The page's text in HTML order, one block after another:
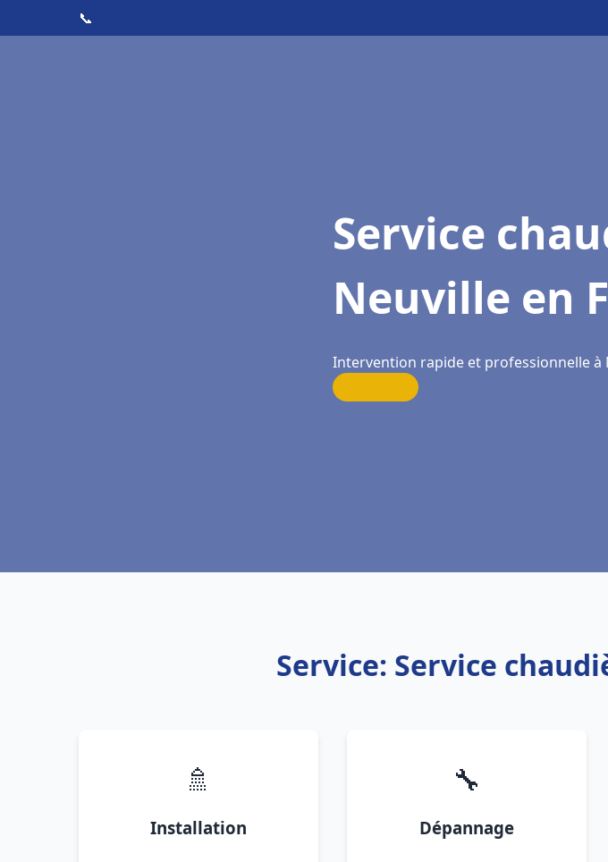
📞
Service
Neuville en
Intervention rapide et professionnelle à
Service: Service
🚿
Installation
🔧
Dépannage